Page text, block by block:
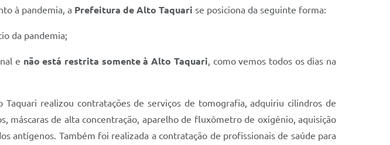
à pandemia, a Prefeitura de Alto Taquari se posiciona da seguinte forma:
da pandemia;
e não está restrita somente à Alto Taquari, como vemos todos os dias na
realizou contratações de serviços de tomografia, adquiriu cilindros de
máscaras de alta concentração, aparelho de fluxômetro de oxigênio, aquisição
antígenos. Também foi realizada a contratação de profissionais de saúde para